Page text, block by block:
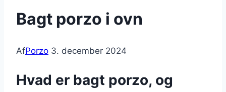
Bagt porzo i ovn
AfPorzo 3. december 2024
Hvad er bagt porzo, og